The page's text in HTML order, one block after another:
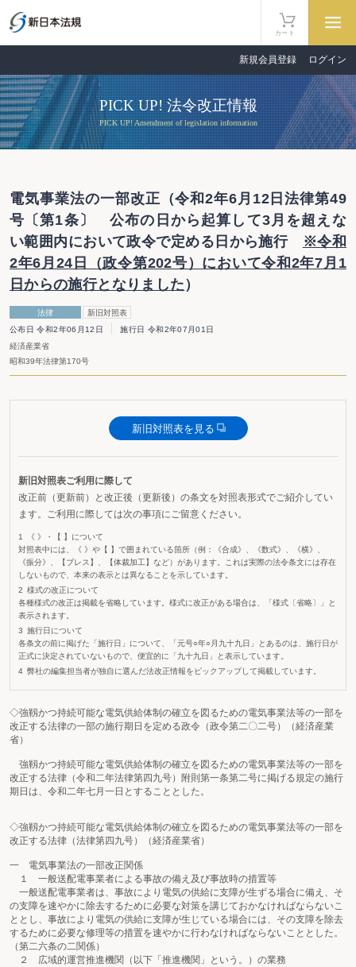
カート
新規会員登録 ログイン
PICK UP! 法令改正情報
PICK UP! Amendment of legislation information
電気事業法の一部改正（令和2年6月12日法律第49
号〔第1条〕 公布の日から起算して3月を超えな
い範囲内において政令で定める日から施行
※令和
2年6月24日（政令第202号）において令和2年7月1
日からの施行となりました）
法律
新旧対照表
公布日 令和2年06月12日
施行日 令和2年07月01日
経済産業省
昭和39年法律第170号
新旧対照表を見る
新旧対照表ご利用に際して
改正前（更新前）と改正後（更新後）の条文を対照表形式でご紹介してい
ます。ご利用に際しては次の事項にご留意ください。
《 》・【 】について
対照表中には、《 》や【 】で囲まれている箇所（例：《合成》、《数式》、《横》、
《振分》、【ブレス】、【体裁加工】など）があります。これは実際の法令条文には存在
しないもので、本来の表示とは異なることを示しています。
様式の改正について
各種様式の改正は掲載を省略しています。様式に改正がある場合は、「様式〔省略〕」と
表示されます。
施行日について
各条文の前に掲げた「施行日」について、「元号○年○月九十九日」とあるのは、施行日が
正式に決定されていないもので、便宜的に「九十九日」と表示しています。
弊社の編集担当者が独自に選んだ法改正情報をピックアップして掲載しています。
◇強靱かつ持続可能な電気供給体制の確立を図るための電気事業法等の一部を
改正する法律の一部の施行期日を定める政令（政令第二〇二号）（経済産業
省）
強靱かつ持続可能な電気供給体制の確立を図るための電気事業法等の一部を
改正する法律（令和二年法律第四九号）附則第一条第二号に掲げる規定の施行
期日は、令和二年七月一日とすることとした。
◇強靱かつ持続可能な電気供給体制の確立を図るための電気事業法等の一部を
改正する法律（法律第四九号）（経済産業省）
一 電気事業法の一部改正関係
１ 一般送配電事業者による事故の備え及び事故時の措置等
一般送配電事業者は、事故により電気の供給に支障が生ずる場合に備え、そ
の支障を速やかに除去するために必要な対策を講じておかなければならないこ
ととし、事故により電気の供給に支障が生じている場合には、その支障を除去
するために必要な修理等の措置を速やかに行わなければならないこととした。
（第二六条の二関係）
２ 広域的運営推進機関（以下「推進機関」という。）の業務